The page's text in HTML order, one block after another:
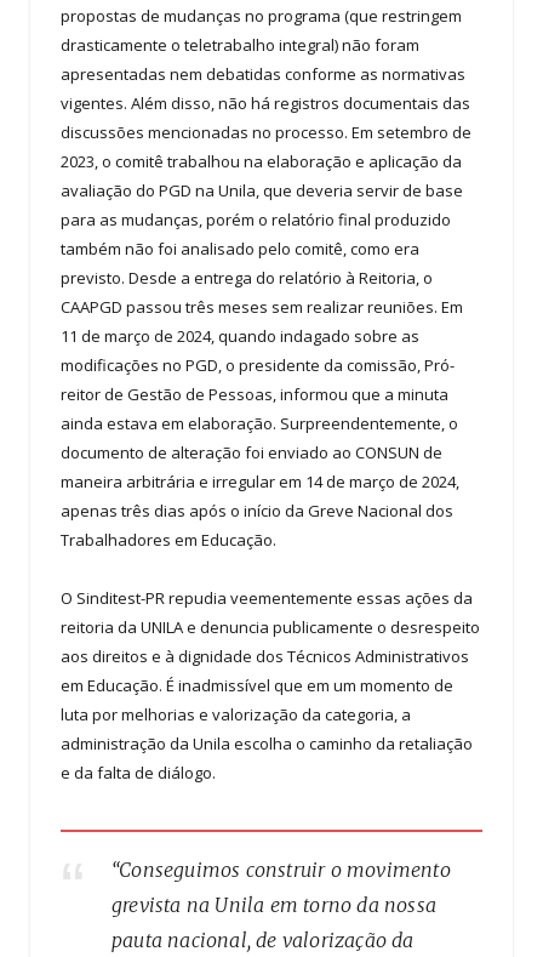
propostas de mudanças no programa (que restringem
drasticamente o teletrabalho integral) não foram
apresentadas nem debatidas conforme as normativas
vigentes. Além disso, não há registros documentais das
discussões mencionadas no processo. Em setembro de
2023, o comitê trabalhou na elaboração e aplicação da
avaliação do PGD na Unila, que deveria servir de base
para as mudanças, porém o relatório final produzido
também não foi analisado pelo comitê, como era
previsto. Desde a entrega do relatório à Reitoria, o
CAAPGD passou três meses sem realizar reuniões. Em
11 de março de 2024, quando indagado sobre as
modificações no PGD, o presidente da comissão, Pró-
reitor de Gestão de Pessoas, informou que a minuta
ainda estava em elaboração. Surpreendentemente, o
documento de alteração foi enviado ao CONSUN de
maneira arbitrária e irregular em 14 de março de 2024,
apenas três dias após o início da Greve Nacional dos
Trabalhadores em Educação.
O Sinditest-PR repudia veementemente essas ações da
reitoria da UNILA e denuncia publicamente o desrespeito
aos direitos e à dignidade dos Técnicos Administrativos
em Educação. É inadmissível que em um momento de
luta por melhorias e valorização da categoria, a
administração da Unila escolha o caminho da retaliação
e da falta de diálogo.
“Conseguimos construir o movimento
grevista na Unila em torno da nossa
pauta nacional, de valorização da